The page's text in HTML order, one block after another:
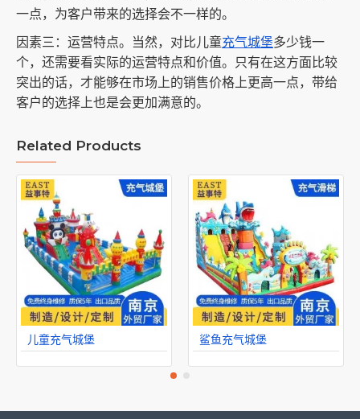
一点，为客户带来的选择会不一样的。
因素三：运营特点。当然，对比儿童充气城堡多少钱一
个，还需要看实际的运营特点和价值。只有在这方面比较
突出的话，才能够在市场上的销售价格上更高一点，带给
客户的选择上也是会更加满意的。
Related Products
儿童充气城堡 鲨鱼充气城堡